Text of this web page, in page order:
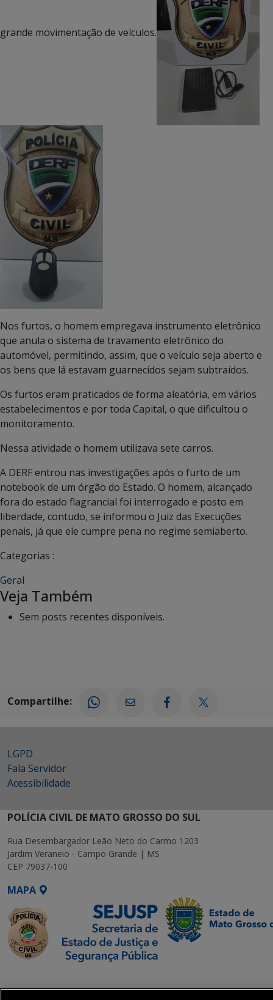
grande movimentação de veículos.
Nos furtos, o homem empregava instrumento eletrônico
que anula o sistema de travamento eletrônico do
automóvel, permitindo, assim, que o veículo seja aberto e
os bens que lá estavam guarnecidos sejam subtraídos.
Os furtos eram praticados de forma aleatória, em vários
estabelecimentos e por toda Capital, o que dificultou o
monitoramento.
Nessa atividade o homem utilizava sete carros.
A DERF entrou nas investigações após o furto de um
notebook de um órgão do Estado. O homem, alcançado
fora do estado flagrancial foi interrogado e posto em
liberdade, contudo, se informou o Juiz das Execuções
penais, já que ele cumpre pena no regime semiaberto.
Categorias :
Geral
Veja Também
Sem posts recentes disponíveis.
Compartilhe:
LGPD
Fala Servidor
Acessibilidade
POLÍCIA CIVIL DE MATO GROSSO DO SUL
Rua Desembargador Leão Neto do Carmo 1203
Jardim Veraneio - Campo Grande | MS
CEP 79037-100
MAPA
Executiva de